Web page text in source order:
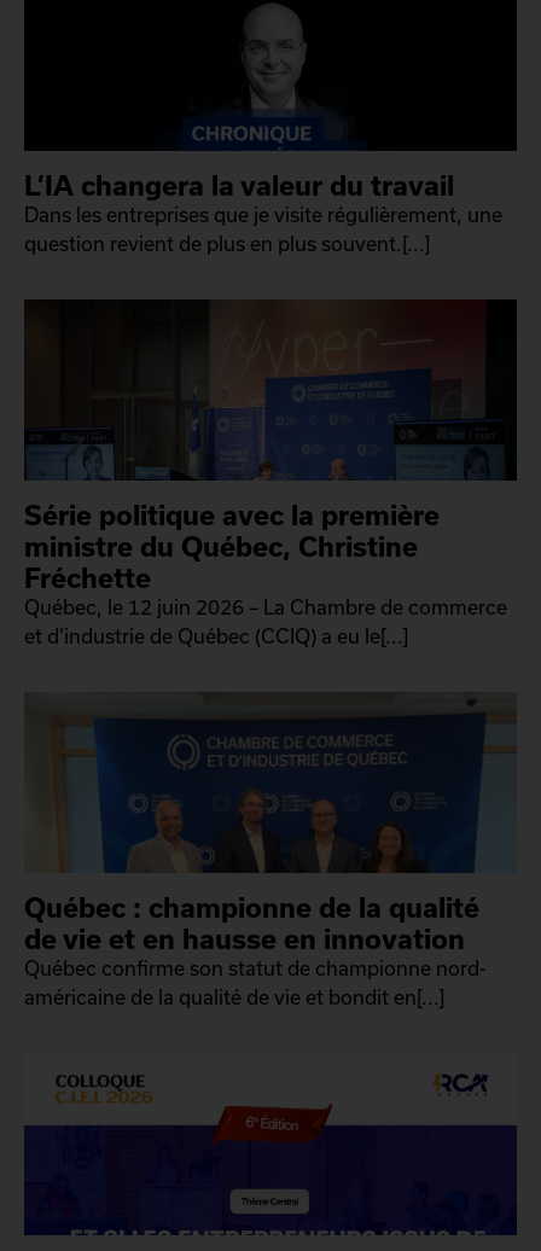
L’IA changera la valeur du travail
Dans les entreprises que je visite régulièrement, une
question revient de plus en plus souvent.[...]
Série politique avec la première
ministre du Québec, Christine
Fréchette
Québec, le 12 juin 2026 – La Chambre de commerce
et d’industrie de Québec (CCIQ) a eu le[...]
Québec : championne de la qualité
de vie et en hausse en innovation
Québec confirme son statut de championne nord-
américaine de la qualité de vie et bondit en[...]